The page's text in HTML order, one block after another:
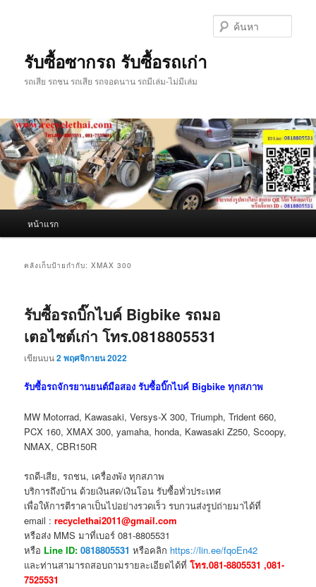
รับซื้อซากรถ รับซื้อรถเก่า
รถเสีย รถชน รถเสีย รถจอดนาน รถมีเล่ม-ไม่มีเล่ม
หน้าแรก
คลังเก็บป้ายกำกับ:XMAX 300
รับซื้อรถบิ๊กไบค์ Bigbike รถมอ
เตอไซต์เก่า โทร.0818805531
เขียนบน2 พฤศจิกายน 2022
รับซื้อรถจักรยานยนต์มือสอง รับซื้อบิ๊กไบค์ Bigbike ทุกสภาพ
MW Motorrad, Kawasaki, Versys-X 300, Triumph, Trident 660,
PCX 160, XMAX 300, yamaha, honda, Kawasaki Z250, Scoopy,
NMAX, CBR150R
รถดี-เสีย, รถชน, เครื่องพัง ทุกสภาพ
บริการถึงบ้าน ด้วยเงินสด/เงินโอน รับซื้อทั่วประเทศ
เพื่อให้การตีราคาเป็นไปอย่างรวดเร็ว รบกวนส่งรูปถ่ายมาได้ที่
email : recyclethai2011@gmail.com
หรือส่ง MMS มาที่เบอร์ 081-8805531
หรือ Line ID:0818805531 หรือคลิก https://lin.ee/fqoEn42
และท่านสามารถสอบถามรายละเอียดได้ที่โทร.081-8805531 ,081-
7525531